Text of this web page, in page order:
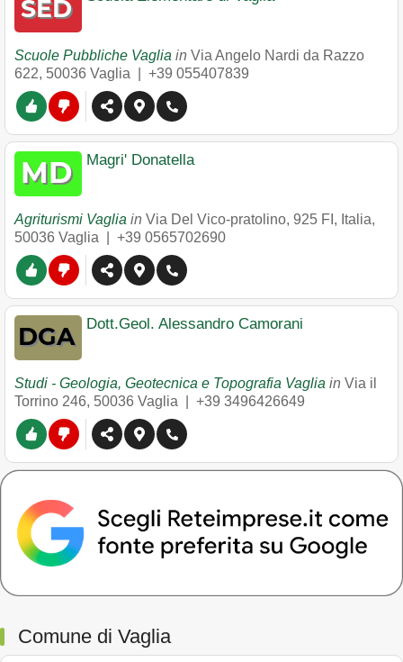
Scuole Pubbliche Vaglia in Via Angelo Nardi da Razzo
622, 50036 Vaglia +39 055407839
Magri' Donatella
Agriturismi Vaglia in Via Del Vico-pratolino, 925 FI, Italia,
50036 Vaglia +39 0565702690
Dott.Geol. Alessandro Camorani
Studi - Geologia, Geotecnica e Topografia Vaglia in Via il
Torrino 246, 50036 Vaglia +39 3496426649
Comune di Vaglia